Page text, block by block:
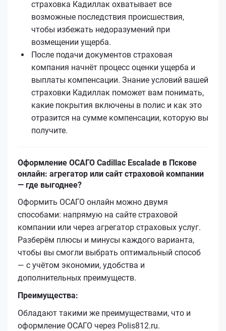
страховка Кадиллак охватывает все
возможные последствия происшествия,
чтобы избежать недоразумений при
возмещении ущерба.
После подачи документов страховая
компания начнёт процесс оценки ущерба и
выплаты компенсации. Знание условий вашей
страховки Кадиллак поможет вам понимать,
какие покрытия включены в полис и как это
отразится на сумме компенсации, которую вы
получите.
Оформление ОСАГО Cadillac Escalade в Пскове
онлайн: агрегатор или сайт страховой компании
— где выгоднее?
Оформить ОСАГО онлайн можно двумя
способами: напрямую на сайте страховой
компании или через агрегатор страховых услуг.
Разберём плюсы и минусы каждого варианта,
чтобы вы смогли выбрать оптимальный способ
— с учётом экономии, удобства и
дополнительных преимуществ.
Преимущества:
Обладают такими же преимуществами, что и
оформление ОСАГО через Polis812.ru.